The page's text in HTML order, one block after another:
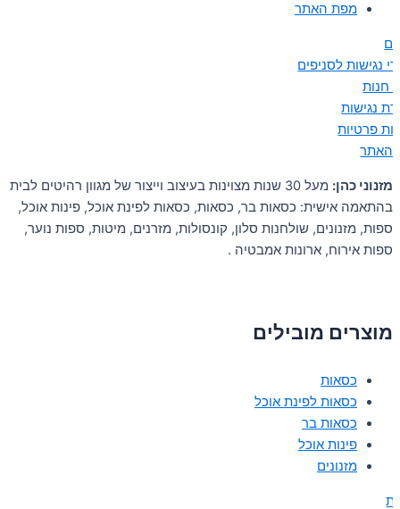
מפת האתר
נגישות לסניפים
חנות
נגישות
פרטיות
האתר
מזנוני כהן:
מעל 30 שנות מצוינות בעיצוב וייצור של מגוון רהיטים לבית
בהתאמה אישית: כסאות בר, כסאות, כסאות לפינת אוכל, פינות אוכל,
ספות, מזנונים, שולחנות סלון, קונסולות, מזרנים, מיטות, ספות נוער,
ספות אירוח, ארונות אמבטיה .
מוצרים מובילים
כסאות
כסאות לפינת אוכל
כסאות בר
פינות אוכל
מזנונים